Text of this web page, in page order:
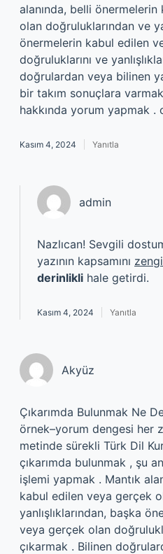
alanında, belli
olan doğruluklarından ve
önermelerin kabul edilen
doğruluklarını ve
doğrulardan veya bilinen
bir takım sonuçlara
hakkında yorum yapmak .
Kasım 4, 2024 Yanıtla
admin
Nazlıcan! Sevgili
yazının kapsamını
derinlikli hale getirdi.
Kasım 4, 2024 Yanıtla
Akyüz
Çıkarımda Bulunmak Ne
örnek–yorum dengesi her
metinde sürekli Türk Dil
çıkarımda bulunmak , şu
işlemi yapmak . Mantık
kabul edilen veya gerçek
yanlışlıklarından, başka
veya gerçek olan
çıkarmak . Bilinen